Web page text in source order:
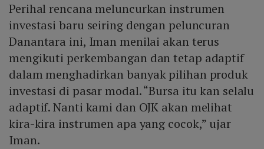
Perihal rencana meluncurkan instrumen
investasi baru seiring dengan peluncuran
Danantara ini, Iman menilai akan terus
mengikuti perkembangan dan tetap adaptif
dalam menghadirkan banyak pilihan produk
investasi di pasar modal. “Bursa itu kan selalu
adaptif. Nanti kami dan OJK akan melihat
kira-kira instrumen apa yang cocok,” ujar
Iman.